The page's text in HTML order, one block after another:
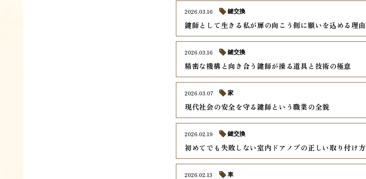
鍵師として生きる私が扉の向こう側に願いを込める理由
2026.03.16 鍵交換
精密な機構と向き合う鍵師が操る道具と技術の極意
2026.03.16 鍵交換
現代社会の安全を守る鍵師という職業の全貌
2026.03.07 家
初めてでも失敗しない室内ドアノブの正しい取り付け方
2026.02.19 鍵交換
2026.02.13 車